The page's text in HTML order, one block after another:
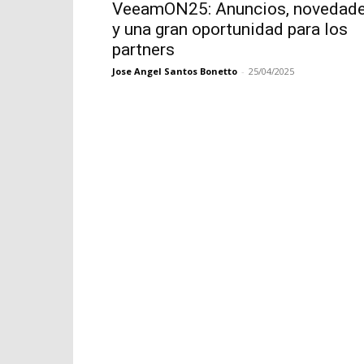
VeeamON25: Anuncios,
y una gran oportunidad para los
partners
Jose Angel Santos Bonetto - 25/04/2025